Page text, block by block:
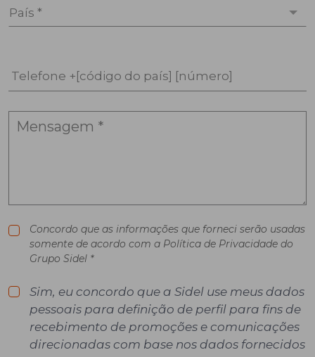
País *
Telefone +[código do país] [número]
Concordo que as informações que forneci serão usadas
somente de acordo com a Política de Privacidade do
Grupo Sidel *
Sim, eu concordo que a Sidel use meus dados
pessoais para definição de perfil para fins de
recebimento de promoções e comunicações
direcionadas com base nos dados fornecidos